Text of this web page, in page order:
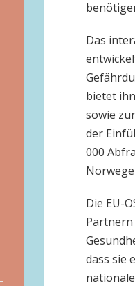
Das
bietet
sowie
der
000
Die EU-
Partnern
dass sie